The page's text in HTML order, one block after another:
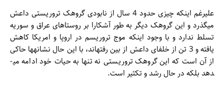
علیرغم اینکه چیزی حدود 4 سال از نابودی گروهک تروریستی داعش
می­گذرد و این گروهک دیگر به طور آشکارا بر روستاهای عراق و سوریه
تسلط ندارد و با وجود اینکه موج تروریسم در اروپا و امریکا کاهش
یافته و 3 تن از خلفای داعش از بین رفته­اند، با این حال نشانه­ها حاکی
از آن است که این گروهک تروریستی نه تنها به حیات خود ادامه می­
دهد بلکه در حال رشد و تکثیر است.